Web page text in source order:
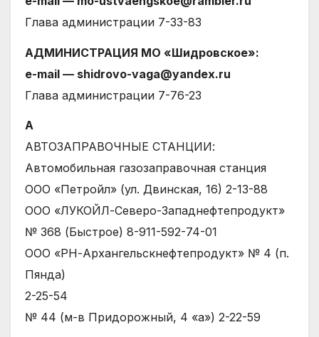
Глава администрации 7-33-83
АДМИНИСТРАЦИЯ МО «Шидровское»:
е-mail — shidrovo-vaga@yandex.ru
Глава администрации 7-76-23
А
АВТОЗАПРАВОЧНЫЕ СТАНЦИИ:
Автомобильная газозаправочная станция
ООО «Петройл» (ул. Двинская, 16) 2-13-88
ООО «ЛУКОЙЛ-Северо-Западнефтепродукт»
№ 368 (Быстрое) 8-911-592-74-01
ООО «РН-Архангельскнефтепродукт» № 4 (п.
Пянда)
2-25-54
№ 44 (м-в Придорожный, 4 «а») 2-22-59